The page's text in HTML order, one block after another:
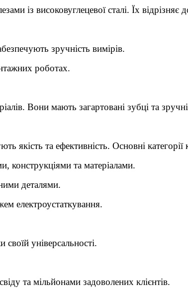
із високовуглецевої сталі. Їх відрізняє
зручність вимірів.
роботах.
Вони мають загартовані зубці та
якість та ефективність. Основні категорії
конструкціями та матеріалами.
деталями.
електроустаткування.
універсальності.
та мільйонами задоволених клієнтів.